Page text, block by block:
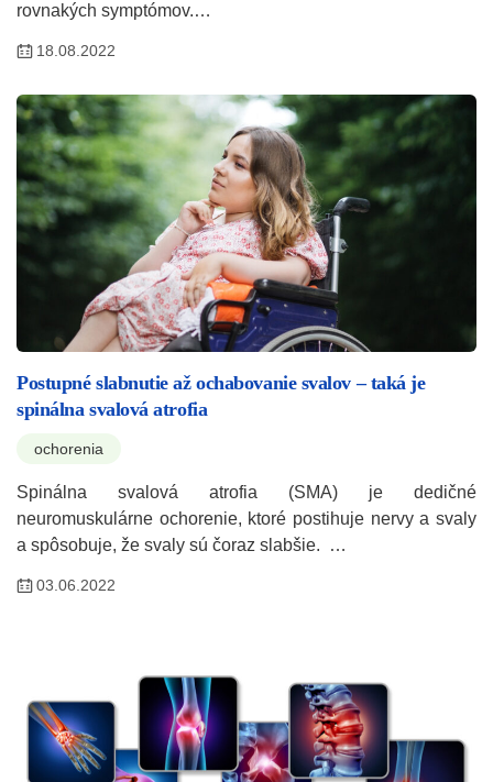
rovnakých symptómov.…
18.08.2022
Postupné slabnutie až ochabovanie svalov – taká je
spinálna svalová atrofia
ochorenia
Spinálna svalová atrofia (SMA) je dedičné
neuromuskulárne ochorenie, ktoré postihuje nervy a svaly
a spôsobuje, že svaly sú čoraz slabšie. …
03.06.2022